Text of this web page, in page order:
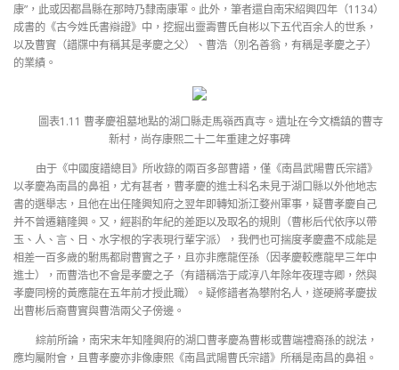
康”，此或因都昌縣在那時乃隸南康軍。此外，筆者還自南宋紹興四年（1134）
成書的《古今姓氏書辯證》中，挖掘出靈壽曹氏自彬以下五代百余人的世系，
以及曹實（譜牒中有稱其是孝慶之父）、曹浩（別名善翁，有稱是孝慶之子）
的業績。
圖表1.11 曹孝慶祖墓地點的湖口縣走馬嶺西真寺。遺址在今文橋鎮的曹寺
新村，尚存康熙二十二年重建之好事碑
由于《中國度譜總目》所收錄的兩百多部曹譜，僅《南昌武陽曹氏宗譜》
以孝慶為南昌的鼻祖，尤有甚者，曹孝慶的進士科名未見于湖口縣以外他地志
書的選舉志，且他在出任隆興知府之翌年即轉知浙江婺州軍事，疑曹孝慶自己
并不曾遷籍隆興。又，經斟酌年紀的差距以及取名的規則（曹彬后代依序以帶
玉、人、言、日、水字根的字表現行輩字派），我們也可揣度孝慶盡不成能是
相差一百多歲的駙馬都尉曹實之子，且亦非應龍侄孫（因孝慶較應龍早三年中
進士），而曹浩也不會是孝慶之子（有譜稱浩于咸淳八年除年夜理寺卿，然與
孝慶同榜的黃應龍在五年前才授此職）。疑修譜者為攀附名人，遂硬將孝慶拔
出曹彬后裔曹實與曹浩兩父子傍邊。
綜前所論，南宋末年知隆興府的湖口曹孝慶為曹彬或曹端禮裔孫的說法，
應均屬附會，且曹孝慶亦非像康熙《南昌武陽曹氏宗譜》所稱是南昌的鼻祖。